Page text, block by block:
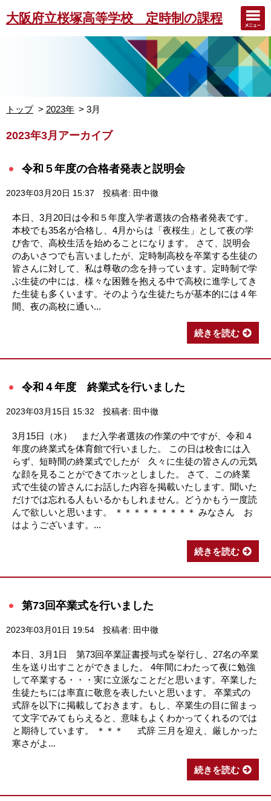
大阪府立桜塚高等学校 定時制の課程
トップ 2023年 3月
2023年3月アーカイブ
令和５年度の合格者発表と説明会
2023年03月20日 15:37 投稿者: 田中徹
本日、3月20日は令和５年度入学者選抜の合格者発表です。
本校でも35名が合格し、4月からは「夜桜生」として夜の学
び舎で、高校生活を始めることになります。 さて、説明会
のあいさつでも言いましたが、定時制高校を卒業する生徒の
皆さんに対して、私は尊敬の念を持っています。定時制で学
ぶ生徒の中には、様々な困難を抱える中で高校に進学してき
た生徒も多くいます。そのような生徒たちが基本的には４年
間、夜の高校に通い...
続きを読む
令和４年度 終業式を行いました
2023年03月15日 15:32 投稿者: 田中徹
3月15日（水） まだ入学者選抜の作業の中ですが、令和４
年度の終業式を体育館で行いました。 この日は校舎には入
らず、短時間の終業式でしたが 久々に生徒の皆さんの元気
な顔を見ることができてホッとしました。 さて、この終業
式で生徒の皆さんにお話した内容を掲載いたします。聞いた
だけでは忘れる人もいるかもしれません。どうかもう一度読
んで欲しいと思います。 ＊＊＊＊＊＊＊＊＊ みなさん お
はようございます。...
続きを読む
第73回卒業式を行いました
2023年03月01日 19:54 投稿者: 田中徹
本日、3月1日 第73回卒業証書授与式を挙行し、27名の卒業
生を送り出すことができました。 4年間にわたって夜に勉強
して卒業する・・・実に立派なことだと思います。卒業した
生徒たちには率直に敬意を表したいと思います。 卒業式の
式辞を以下に掲載しておきます。もし、卒業生の目に留まっ
て文字でみてもらえると、意味もよくわかってくれるのでは
と期待しています。 ＊＊＊ 式辞 三月を迎え、厳しかった
寒さがよ...
続きを読む